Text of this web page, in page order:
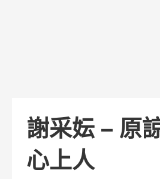
謝采妘 – 原
心上人